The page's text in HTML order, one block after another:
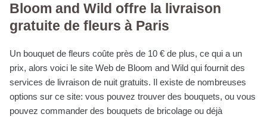
Bloom and Wild offre la livraison
gratuite de fleurs à Paris
Un bouquet de fleurs coûte près de 10 € de plus, ce qui a un
prix, alors voici le site Web de Bloom and Wild qui fournit des
services de livraison de nuit gratuits. Il existe de nombreuses
options sur ce site: vous pouvez trouver des bouquets, ou vous
pouvez commander des bouquets de bricolage ou déjà